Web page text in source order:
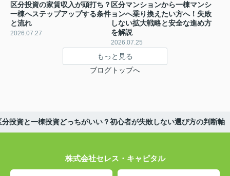
区分投資の家賃収入が頭打ち？
一棟へステップアップする条件
と流れ
2026.07.27
区分マンションから一棟マンシ
ョンへ乗り換えたい方へ！失敗
しない拡大戦略と安全な進め方
を解説
2026.07.25
もっと見る
ブログトップへ
分投資と一棟投資どっちがいい？初心者が失敗しない選び方の判断軸
株式会社セレス・キャピタル